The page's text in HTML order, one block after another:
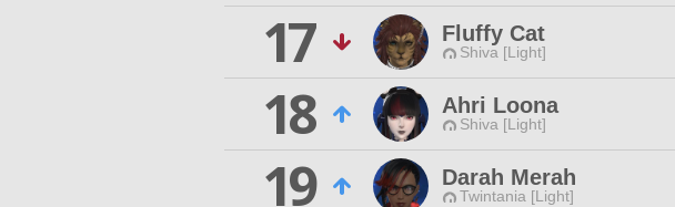
17
Fluffy Cat
Shiva [Light]
18
Ahri Loona
Shiva [Light]
19
Darah Merah
Twintania [Light]